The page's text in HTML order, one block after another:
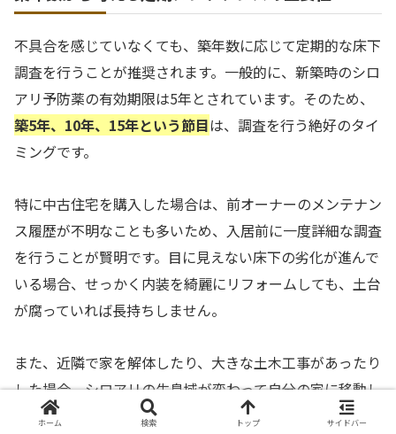
不具合を感じていなくても、築年数に応じて定期的な床下
調査を行うことが推奨されます。一般的に、新築時のシロ
アリ予防薬の有効期限は5年とされています。そのため、
築5年、10年、15年という節目は、調査を行う絶好のタイ
ミングです。
特に中古住宅を購入した場合は、前オーナーのメンテナン
ス履歴が不明なことも多いため、入居前に一度詳細な調査
を行うことが賢明です。目に見えない床下の劣化が進んで
いる場合、せっかく内装を綺麗にリフォームしても、土台
が腐っていれば長持ちしません。
また、近隣で家を解体したり、大きな土木工事があったり
した場合、シロアリの生息域が変わって自分の家に移動し
てくることもあります。周辺環境の変化があった際も、予
ホーム 検索 トップ サイドバー